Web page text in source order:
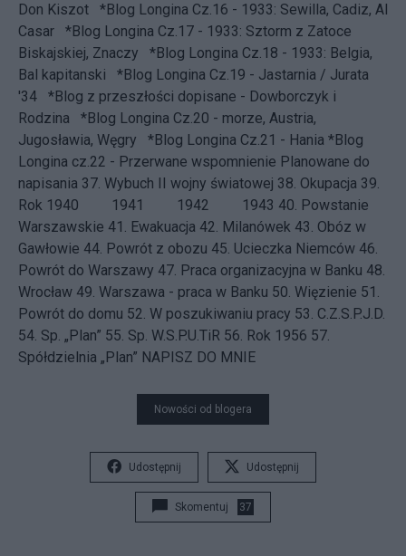
Don Kiszot
*Blog Longina Cz.16 - 1933: Sewilla, Cadiz, Al
Casar
*Blog Longina Cz.17 - 1933: Sztorm z Zatoce
Biskajskiej, Znaczy
*Blog Longina Cz.18 - 1933: Belgia,
Bal kapitanski
*Blog Longina Cz.19 - Jastarnia / Jurata
'34
*Blog z przeszłości dopisane - Dowborczyk i
Rodzina
*Blog Longina Cz.20 - morze, Austria,
Jugosławia, Węgry
*Blog Longina Cz.21 - Hania *Blog
Longina cz.22 - Przerwane wspomnienie Planowane do
napisania 37. Wybuch II wojny światowej 38. Okupacja 39.
Rok 1940 1941 1942 1943 40. Powstanie
Warszawskie 41. Ewakuacja 42. Milanówek 43. Obóz w
Gawłowie 44. Powrót z obozu 45. Ucieczka Niemców 46.
Powrót do Warszawy 47. Praca organizacyjna w Banku 48.
Wrocław 49. Warszawa - praca w Banku 50. Więzienie 51.
Powrót do domu 52. W poszukiwaniu pracy 53. C.Z.S.P.J.D.
54. Sp. „Plan” 55. Sp. W.S.P.U.TiR 56. Rok 1956 57.
Spółdzielnia „Plan” NAPISZ DO MNIE
Nowości od blogera
Udostępnij Udostępnij
Skomentuj 37